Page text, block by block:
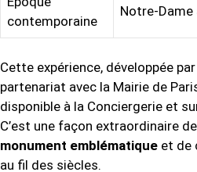
contemporaine
Notre-Dame
Cette expérience, développée
partenariat avec la Mairie de
disponible à la Conciergerie et
C’est une façon extraordinaire de
monument emblématique et de
au fil des siècles.